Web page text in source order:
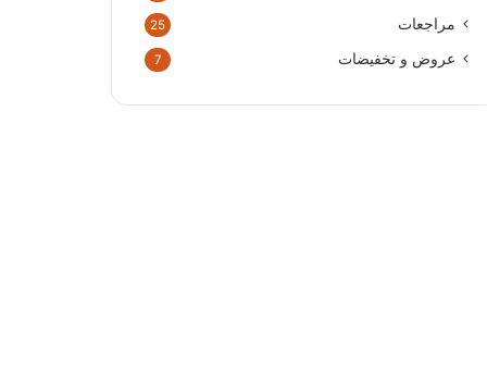
مراجعات 25
عروض و تخفيضات 7